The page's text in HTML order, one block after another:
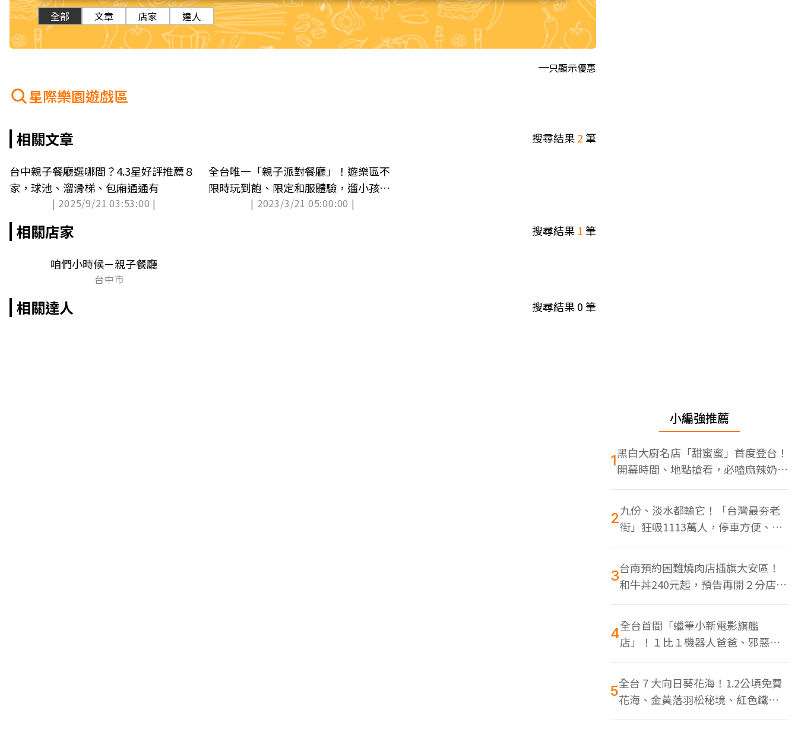
全部 文章 店家 達人
只顯示優惠
星際樂園遊戲區
相關文章 搜尋結果2筆
台中親子餐廳選哪間？4.3星好評推薦８
家，球池、溜滑梯、包廂通通有
| 2025/9/21 03:53:00 |
全台唯一「親子派對餐廳」！遊樂區不
限時玩到飽、限定和服體驗，遛小孩快
| 2023/3/21 05:00:00 |
相關店家 搜尋結果 1筆
咱們小時候－親子餐廳
台中市
相關達人 搜尋結果0筆
小編強推薦
1黑白大廚名店「甜蜜蜜」首度登台！
開幕時間、地點搶看，必嗑麻辣奶油
蝦
2九份、淡水都輸它！「台灣最夯老
街」狂吸1113萬人，停車方便、特
色美食多
3台南預約困難燒肉店插旗大安區！
和牛丼240元起，預告再開２分店、
地點曝光
4全台首間「蠟筆小新電影旗艦
店」！１比１機器人爸爸、邪惡正
男，百款周邊買翻
5全台７大向日葵花海！1.2公頃免費
花海、金黃落羽松秘境、紅色鐵橋
同框